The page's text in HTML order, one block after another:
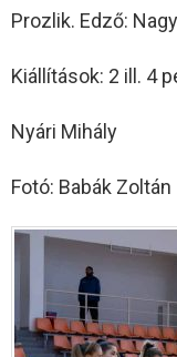
Prozlik. Edző:
Kiállítások: 2 ill. 4
Nyári Mihály
Fotó: Babák Zoltán